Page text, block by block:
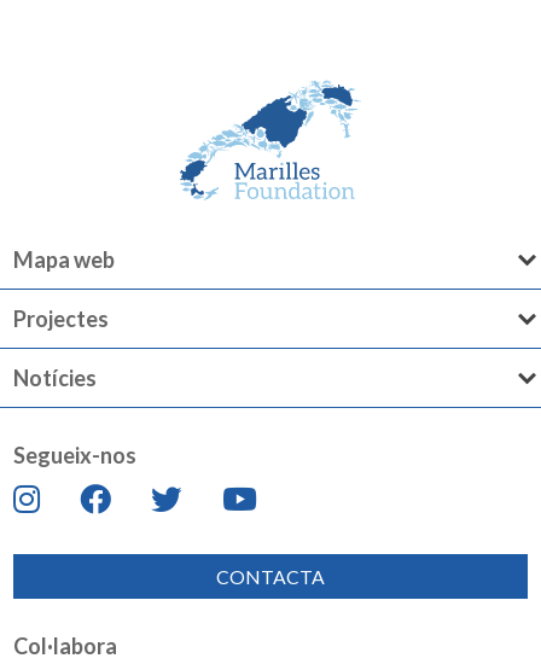
Mapa web
Projectes
Notícies
Segueix-nos
CONTACTA
Col·labora